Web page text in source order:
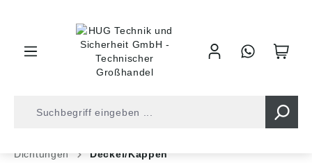
Dichtungen
Deckel/Kappen